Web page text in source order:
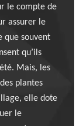
le compte de
assurer le
que souvent
qu’ils
Mais, les
plantes
elle dote
le